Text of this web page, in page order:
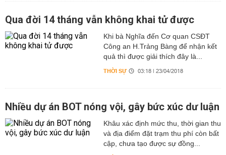
Qua đời 14 tháng vẫn không khai tử được
Khi bà Nghĩa đến Cơ quan CSĐT
Công an H.Trảng Bàng để nhận kết
quả thì được giải thích đây là...
THỜI SỰ 03:18 | 23/04/2018
Nhiều dự án BOT nóng vội, gây bức xúc dư luận
Khâu xác định mức thu, thời gian thu
và địa điểm đặt trạm thu phí còn bất
cập, chưa tạo được sự đồng...